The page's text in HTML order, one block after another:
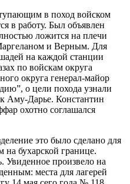
в поход войском
в работу. Был объявлен
ложится на плечи
и Верным. Для
на каждой станции
по войскам округа
округа генерал-майор
о цели похода узнали
Аму-Дарье. Константин
охотно соглашался
это было сделано для
бухарской границе.
произвело на
места для лагерей